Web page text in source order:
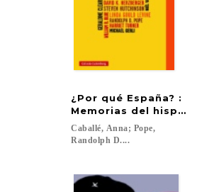
¿Por qué España? :
Memorias del
Caballé, Anna; Pope,
Randolph D....